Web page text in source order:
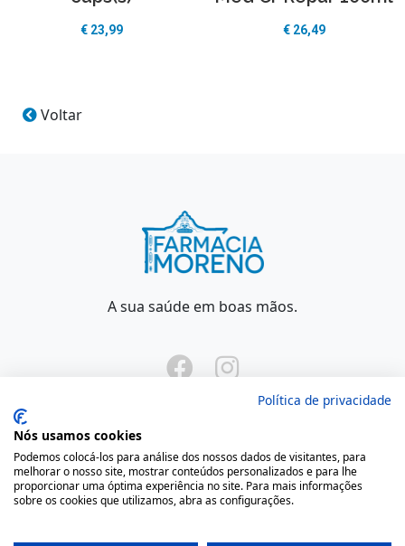
€ 23,99 € 26,49
Voltar
A sua saúde em boas mãos.
Onde Estamos
Política de privacidade
Nós usamos cookies
Podemos colocá-los para análise dos nossos dados de visitantes, para
melhorar o nosso site, mostrar conteúdos personalizados e para lhe
proporcionar uma óptima experiência no site. Para mais informações
sobre os cookies que utilizamos, abra as configurações.